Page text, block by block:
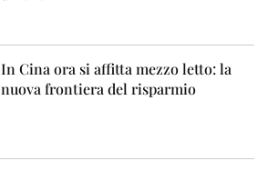
In Cina ora si affitta mezzo letto: la
nuova frontiera del risparmio